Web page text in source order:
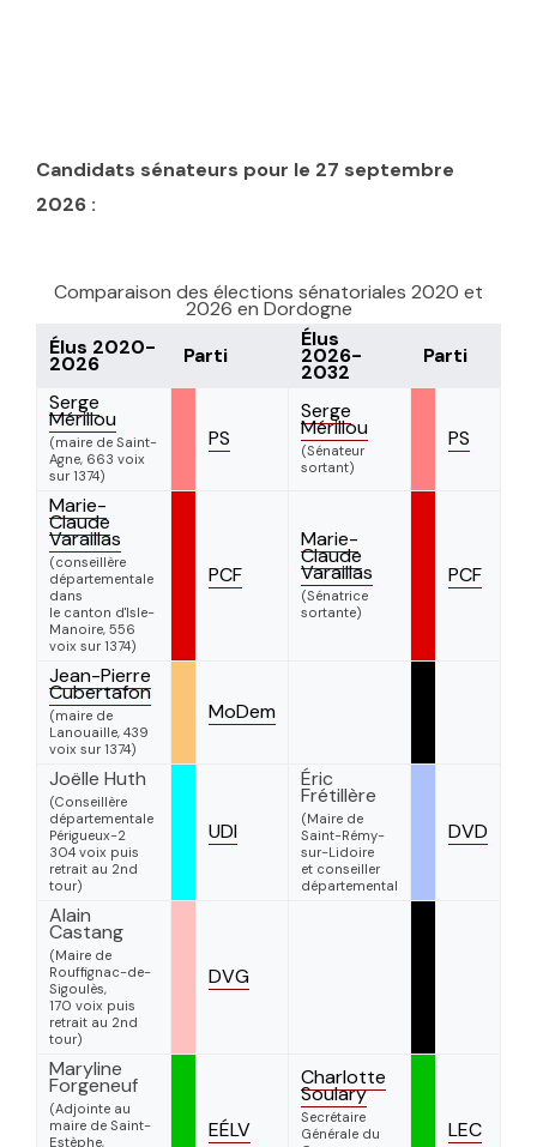
Candidats sénateurs pour le 27 septembre
2026 :
Comparaison des élections sénatoriales 2020 et
2026 en Dordogne
Élus 2020-
2026 Parti
Élus
2026-
2032
Parti
Serge
Mérillou
(maire de Saint-
Agne, 663 voix
sur 1374)
PS
Serge
Mérillou
(Sénateur
sortant)
PS
Marie-
Claude
Varaillas
(conseillère
départementale
dans
le canton d'Isle-
Manoire, 556
voix sur 1374)
PCF
Marie-
Claude
Varaillas
(Sénatrice
sortante)
PCF
Jean-Pierre
Cubertafon
(maire de
Lanouaille, 439
voix sur 1374)
MoDem
Joëlle Huth
(Conseillère
départementale
Périgueux-2
304 voix puis
retrait au 2nd
tour)
UDI
Éric
Frétillère
(Maire de
Saint-Rémy-
sur-Lidoire
et conseiller
départemental
DVD
Alain
Castang
(Maire de
Rouffignac-de-
Sigoulès,
170 voix puis
retrait au 2nd
tour)
DVG
Maryline
Forgeneuf
(Adjointe au
maire de Saint-
Estèphe,
EÉLV
Charlotte
Soulary
Secrétaire
Générale du
LEC